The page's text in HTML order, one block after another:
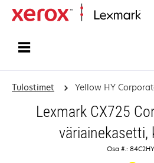
Tulostimet Yellow HY
Lexmark CX725
väriainekasetti,
Osa #.: